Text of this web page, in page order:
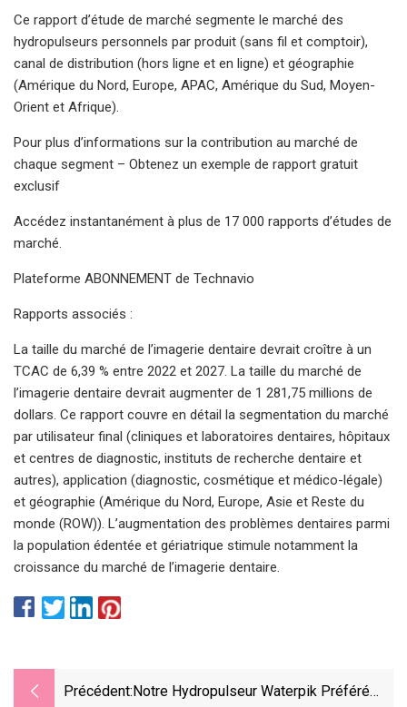
Ce rapport d’étude de marché segmente le marché des
hydropulseurs personnels par produit (sans fil et comptoir),
canal de distribution (hors ligne et en ligne) et géographie
(Amérique du Nord, Europe, APAC, Amérique du Sud, Moyen-
Orient et Afrique).
Pour plus d’informations sur la contribution au marché de
chaque segment – ​​Obtenez un exemple de rapport gratuit
exclusif
Accédez instantanément à plus de 17 000 rapports d’études de
marché.
Plateforme ABONNEMENT de Technavio
Rapports associés :
La taille du marché de l’imagerie dentaire devrait croître à un
TCAC de 6,39 % entre 2022 et 2027. La taille du marché de
l’imagerie dentaire devrait augmenter de 1 281,75 millions de
dollars. Ce rapport couvre en détail la segmentation du marché
par utilisateur final (cliniques et laboratoires dentaires, hôpitaux
et centres de diagnostic, instituts de recherche dentaire et
autres), application (diagnostic, cosmétique et médico-légale)
et géographie (Amérique du Nord, Europe, Asie et Reste du
monde (ROW)). L’augmentation des problèmes dentaires parmi
la population édentée et gériatrique stimule notamment la
croissance du marché de l’imagerie dentaire.
Précédent: Notre Hydropulseur Waterpik Préféré